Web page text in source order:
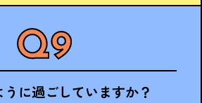
に過ごしていますか？